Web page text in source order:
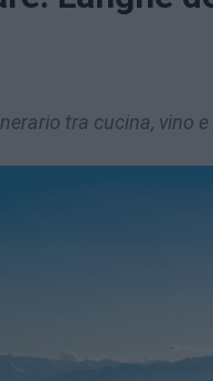
tra cucina, vino e